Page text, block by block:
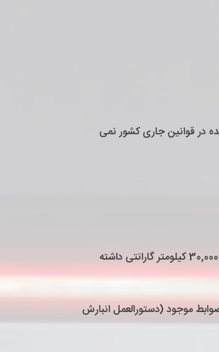
در قوانین جاری کشور نمی
5-1-5- تعویض قطعات در طول دوره گارانتی موجب افزایش مدت گارانتی خودرو و یا قطعه تعویض شده، نمی‌شود. برای مثال اگر قطعه‌ای در گارانتی خودرو 30,000 کیلومتر گارانتی داشته
موجود (دستورالعمل انبارش